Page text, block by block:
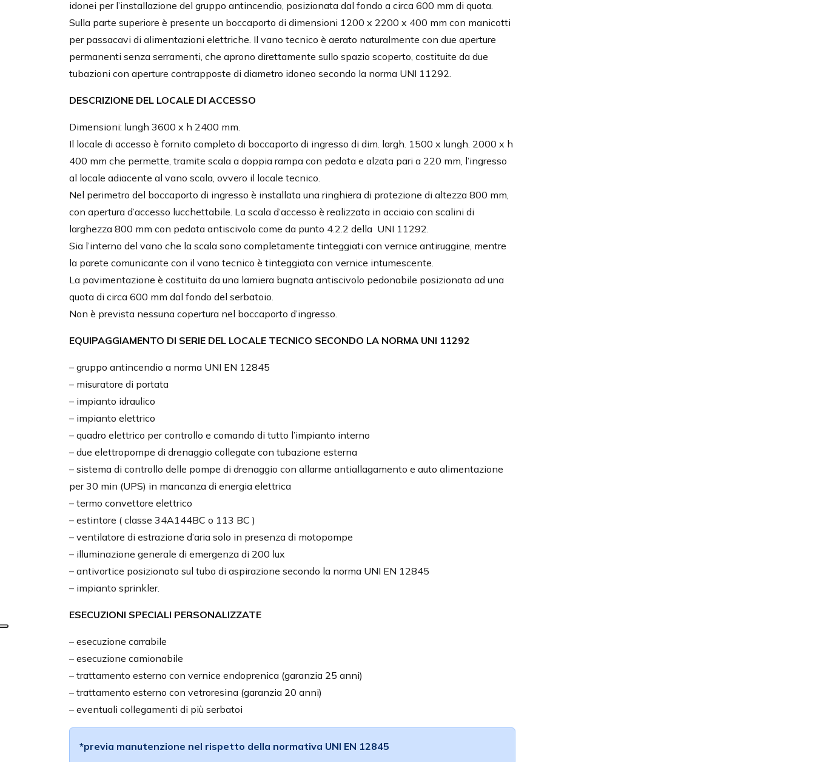
idonei per l’installazione del gruppo antincendio, posizionata dal fondo a circa 600 mm di quota.
Sulla parte superiore è presente un boccaporto di dimensioni 1200 x 2200 x 400 mm con manicotti
per passacavi di alimentazioni elettriche. Il vano tecnico è aerato naturalmente con due aperture
permanenti senza serramenti, che aprono direttamente sullo spazio scoperto, costituite da due
tubazioni con aperture contrapposte di diametro idoneo secondo la norma UNI 11292.
DESCRIZIONE DEL LOCALE DI ACCESSO
Dimensioni: lungh 3600 x h 2400 mm.
Il locale di accesso è fornito completo di boccaporto di ingresso di dim. largh. 1500 x lungh. 2000 x h
400 mm che permette, tramite scala a doppia rampa con pedata e alzata pari a 220 mm, l’ingresso
al locale adiacente al vano scala, ovvero il locale tecnico.
Nel perimetro del boccaporto di ingresso è installata una ringhiera di protezione di altezza 800 mm,
con apertura d’accesso lucchettabile. La scala d’accesso è realizzata in acciaio con scalini di
larghezza 800 mm con pedata antiscivolo come da punto 4.2.2 della UNI 11292.
Sia l’interno del vano che la scala sono completamente tinteggiati con vernice antiruggine, mentre
la parete comunicante con il vano tecnico è tinteggiata con vernice intumescente.
La pavimentazione è costituita da una lamiera bugnata antiscivolo pedonabile posizionata ad una
quota di circa 600 mm dal fondo del serbatoio.
Non è prevista nessuna copertura nel boccaporto d’ingresso.
EQUIPAGGIAMENTO DI SERIE DEL LOCALE TECNICO SECONDO LA NORMA UNI 11292
– gruppo antincendio a norma UNI EN 12845
– misuratore di portata
– impianto idraulico
– impianto elettrico
– quadro elettrico per controllo e comando di tutto l’impianto interno
– due elettropompe di drenaggio collegate con tubazione esterna
– sistema di controllo delle pompe di drenaggio con allarme antiallagamento e auto alimentazione
per 30 min (UPS) in mancanza di energia elettrica
– termo convettore elettrico
– estintore ( classe 34A144BC o 113 BC )
– ventilatore di estrazione d’aria solo in presenza di motopompe
– illuminazione generale di emergenza di 200 lux
– antivortice posizionato sul tubo di aspirazione secondo la norma UNI EN 12845
– impianto sprinkler.
ESECUZIONI SPECIALI PERSONALIZZATE
– esecuzione carrabile
– esecuzione camionabile
– trattamento esterno con vernice endoprenica (garanzia 25 anni)
– trattamento esterno con vetroresina (garanzia 20 anni)
– eventuali collegamenti di più serbatoi
*previa manutenzione nel rispetto della normativa UNI EN 12845